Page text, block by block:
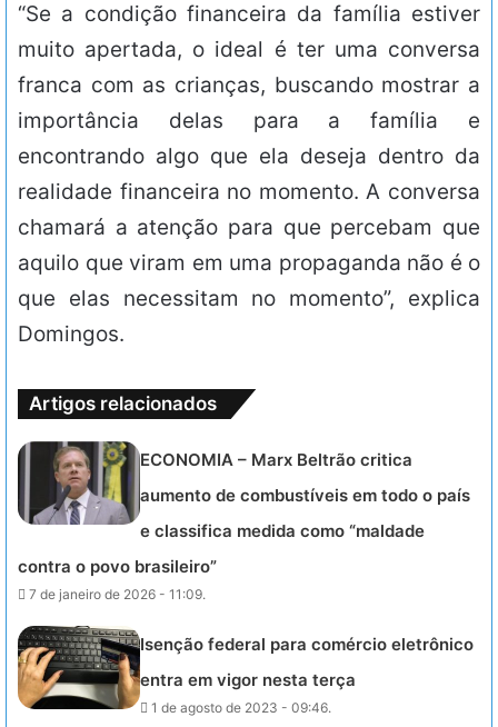
“Se a condição financeira da família estiver
muito apertada, o ideal é ter uma conversa
franca com as crianças, buscando mostrar a
importância delas para a família e
encontrando algo que ela deseja dentro da
realidade financeira no momento. A conversa
chamará a atenção para que percebam que
aquilo que viram em uma propaganda não é o
que elas necessitam no momento”, explica
Domingos.
Artigos relacionados
ECONOMIA – Marx Beltrão critica
aumento de combustíveis em todo o país
e classifica medida como “maldade
contra o povo brasileiro”
7 de janeiro de 2026 - 11:09.
Isenção federal para comércio eletrônico
entra em vigor nesta terça
1 de agosto de 2023 - 09:46.